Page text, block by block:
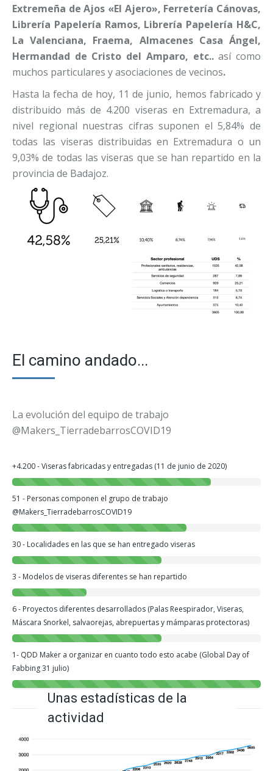
Extremeña de Ajos «El Ajero», Ferretería Cánovas,
Librería Papelería Ramos, Librería Papelería H&C,
La Valenciana, Fraema, Almacenes Casa Ángel,
Hermandad de Cristo del Amparo, etc..así como
muchos particulares y asociaciones de vecinos.
Hasta la fecha de hoy, 11 de junio, hemos fabricado y
distribuido más de 4.200 viseras en Extremadura, a
nivel regional nuestras cifras suponen el 5,84% de
todas las viseras distribuidas en Extremadura o un
9,03% de todas las viseras que se han repartido en la
provincia de Badajoz.
El camino andado...
La evolución del equipo de trabajo
@Makers_TierradebarrosCOVID19
+4.200 - Viseras fabricadas y entregadas (11 de junio de 2020)
51 - Personas componen el grupo de trabajo
@Makers_TierradebarrosCOVID19
30 - Localidades en las que se han entregado viseras
3 - Modelos de viseras diferentes se han repartido
6 - Proyectos diferentes desarrollados (Palas Reespirador, Viseras,
Máscara Snorkel, salvaorejas, abrepuertas y mámparas protectoras)
1- QDD Maker a organizar en cuanto todo esto acabe (Global Day of
Fabbing 31 julio)
Unas estadísticas de la
actividad